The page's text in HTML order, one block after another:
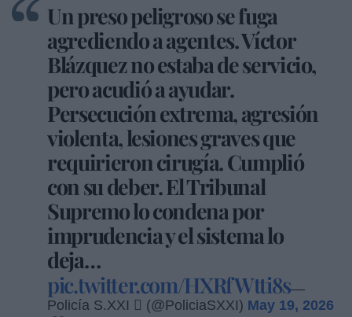
Un preso peligroso se fuga
agrediendo a agentes. Víctor
Blázquez no estaba de servicio,
pero acudió a ayudar.
Persecución extrema, agresión
violenta, lesiones graves que
requirieron cirugía. Cumplió
con su deber. El Tribunal
Supremo lo condena por
imprudencia y el sistema lo
deja…
pic.twitter.com/HXRfWtti8s—
Policía S.XXI  (@PoliciaSXXI) May 19, 2026